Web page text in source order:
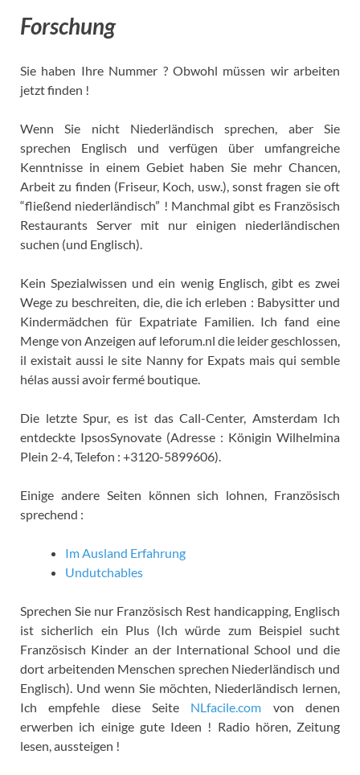
Forschung
Sie haben Ihre Nummer ? Obwohl müssen wir arbeiten
jetzt finden !
Wenn Sie nicht Niederländisch sprechen, aber Sie
sprechen Englisch und verfügen über umfangreiche
Kenntnisse in einem Gebiet haben Sie mehr Chancen,
Arbeit zu finden (Friseur, Koch, usw.), sonst fragen sie oft
“fließend niederländisch” ! Manchmal gibt es Französisch
Restaurants Server mit nur einigen niederländischen
suchen (und Englisch).
Kein Spezialwissen und ein wenig Englisch, gibt es zwei
Wege zu beschreiten, die, die ich erleben : Babysitter und
Kindermädchen für Expatriate Familien. Ich fand eine
Menge von Anzeigen auf leforum.nl die leider geschlossen,
il existait aussi le site Nanny for Expats mais qui semble
hélas aussi avoir fermé boutique
Die letzte Spur, es ist das Call-Center, Amsterdam Ich
entdeckte IpsosSynovate (Adresse : Königin Wilhelmina
Plein 2-4, Telefon : +3120-5899606).
Einige andere Seiten können sich lohnen, Französisch
sprechend :
Im Ausland Erfahrung
Undutchables
Sprechen Sie nur Französisch Rest handicapping, Englisch
ist sicherlich ein Plus (Ich würde zum Beispiel sucht
Französisch Kinder an der International School und die
dort arbeitenden Menschen sprechen Niederländisch und
Englisch). Und wenn Sie möchten, Niederländisch lernen,
Ich empfehle diese Seite NLfacile.com von denen
erwerben ich einige gute Ideen ! Radio hören, Zeitung
lesen, aussteigen !